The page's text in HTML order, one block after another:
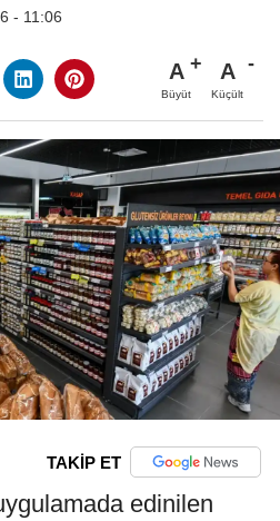
- 11:06
A
Büyüt
A
Küçült
TAKİP ET
edinilen